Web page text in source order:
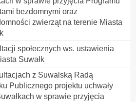
bezdomnymi oraz
zwierząt na terenie Miasta
społecznych ws. ustawienia
Suwałk
z Suwalską Radą
Publicznego projektu uchwały
w sprawie przyjęcia